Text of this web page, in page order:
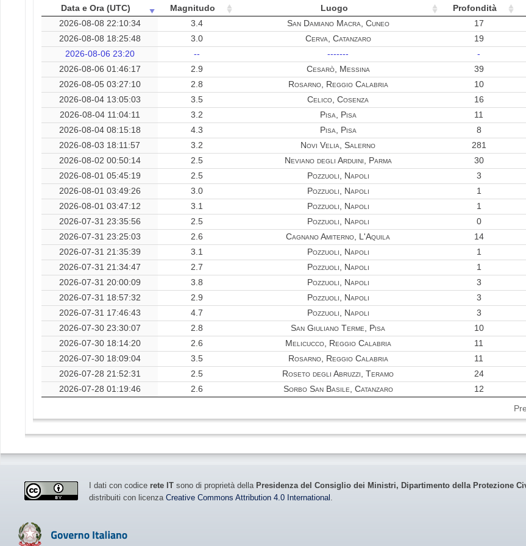
0.15
0.11
0.08
0.08
0.05
Data e Ora (UTC)
Magnitudo Luogo Profondità
2026-08-08 22:10:34
3.4 San Damiano Macra, Cuneo 17
2026-08-08 18:25:48
3.0 Cerva, Catanzaro 19
2026-08-06 23:20
-- ------- -
2026-08-06 01:46:17
2.9 Cesarò, Messina 39
2026-08-05 03:27:10
2.8 Rosarno, Reggio Calabria 10
2026-08-04 13:05:03
3.5 Celico, Cosenza 16
2026-08-04 11:04:11
3.2 Pisa, Pisa 11
2026-08-04 08:15:18
4.3 Pisa, Pisa 8
2026-08-03 18:11:57
3.2 Novi Velia, Salerno 281
2026-08-02 00:50:14
2.5 Neviano degli Arduini, Parma 30
2026-08-01 05:45:19
2.5 Pozzuoli, Napoli 3
2026-08-01 03:49:26
3.0 Pozzuoli, Napoli 1
2026-08-01 03:47:12
3.1 Pozzuoli, Napoli 1
2026-07-31 23:35:56
2.5 Pozzuoli, Napoli 0
2026-07-31 23:25:03
2.6 Cagnano Amiterno, L'Aquila 14
2026-07-31 21:35:39
3.1 Pozzuoli, Napoli 1
2026-07-31 21:34:47
2.7 Pozzuoli, Napoli 1
2026-07-31 20:00:09
3.8 Pozzuoli, Napoli 3
2026-07-31 18:57:32
2.9 Pozzuoli, Napoli 3
2026-07-31 17:46:43
4.7 Pozzuoli, Napoli 3
2026-07-30 23:30:07
2.8 San Giuliano Terme, Pisa 10
2026-07-30 18:14:20
2.6 Melicucco, Reggio Calabria 11
2026-07-30 18:09:04
3.5 Rosarno, Reggio Calabria 11
2026-07-28 21:52:31
2.5 Roseto degli Abruzzi, Teramo 24
2026-07-28 01:19:46
2.6 Sorbo San Basile, Catanzaro 12
I dati con codice rete IT sono di proprietà della Presidenza del Consiglio dei Ministri, Dipartimento della Protezione
distribuiti con licenza Creative Commons Attribution 4.0 International .